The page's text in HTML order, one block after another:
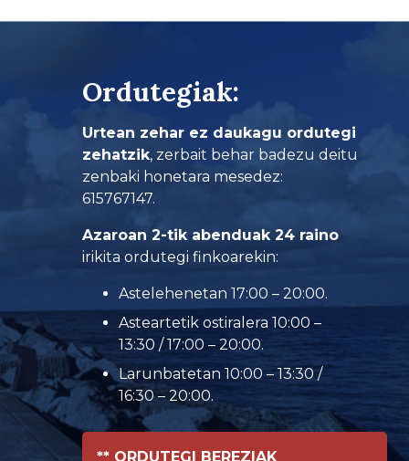
Ordutegiak:
Urtean zehar ez daukagu ordutegi
zehatzik, zerbait behar badezu deitu
zenbaki honetara mesedez:
615767147.
Azaroan 2-tik abenduak 24 raino
irikita ordutegi finkoarekin:
Astelehenetan 17:00 – 20:00.
Asteartetik ostiralera 10:00 –
13:30 / 17:00 – 20:00.
Larunbatetan 10:00 – 13:30 /
16:30 – 20:00.
** ORDUTEGI BEREZIAK